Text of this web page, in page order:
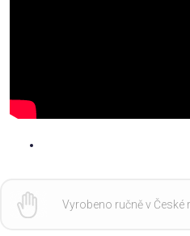
Vyrobeno ručně v České